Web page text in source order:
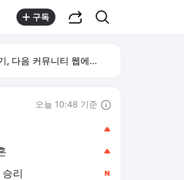
구독
음 커뮤니티 웹에서 보기
오늘 10:48 기준
리